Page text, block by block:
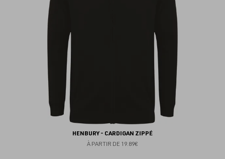
HENBURY - CARDIGAN ZIPPÉ
À PARTIR DE 19.89€